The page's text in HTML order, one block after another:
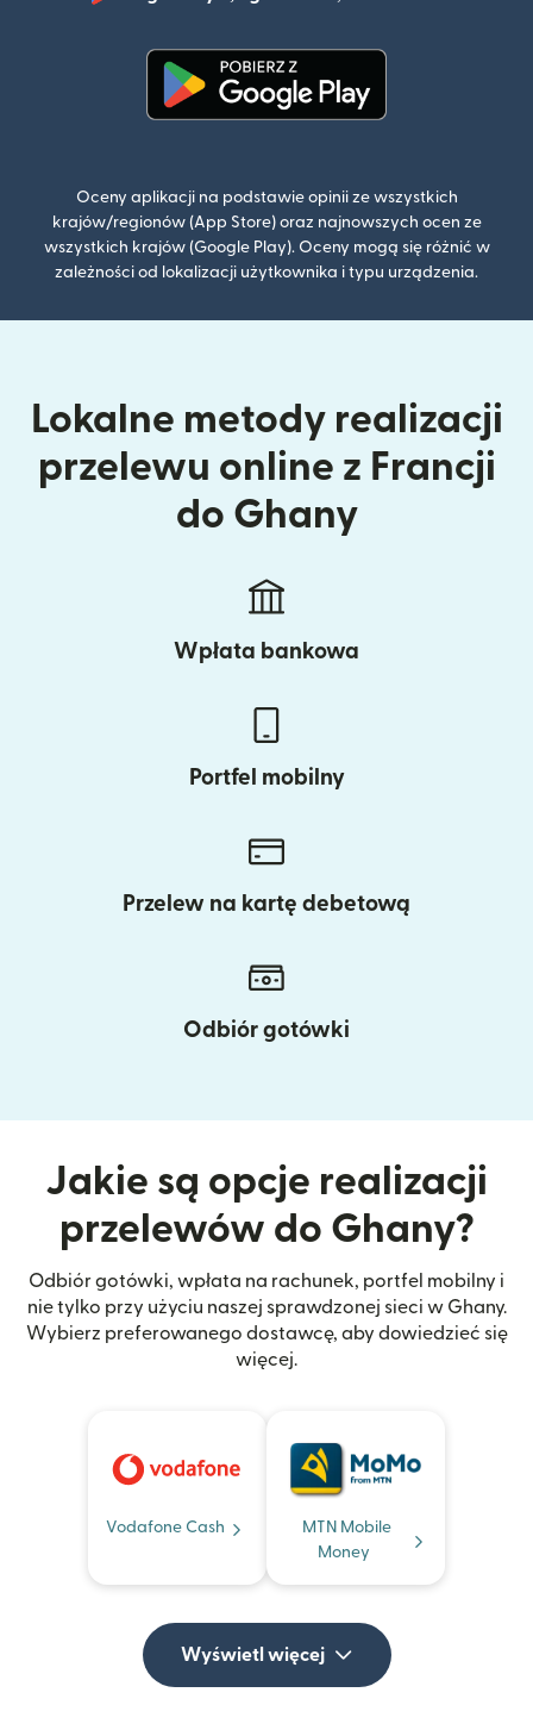
Oceny aplikacji na podstawie opinii ze wszystkich
krajów/regionów (App Store) oraz najnowszych ocen ze
wszystkich krajów (Google Play). Oceny mogą się różnić w
zależności od lokalizacji użytkownika i typu urządzenia.
Lokalne metody realizacji
przelewu online z Francji
do Ghany
Wpłata bankowa
Portfel mobilny
Przelew na kartę debetową
Odbiór gotówki
Jakie są opcje realizacji
przelewów do Ghany?
Odbiór gotówki, wpłata na rachunek, portfel mobilny i
nie tylko przy użyciu naszej sprawdzonej sieci w Ghany.
Wybierz preferowanego dostawcę, aby dowiedzieć się
więcej.
Vodafone Cash
MTN Mobile
Money
Wyświetl więcej